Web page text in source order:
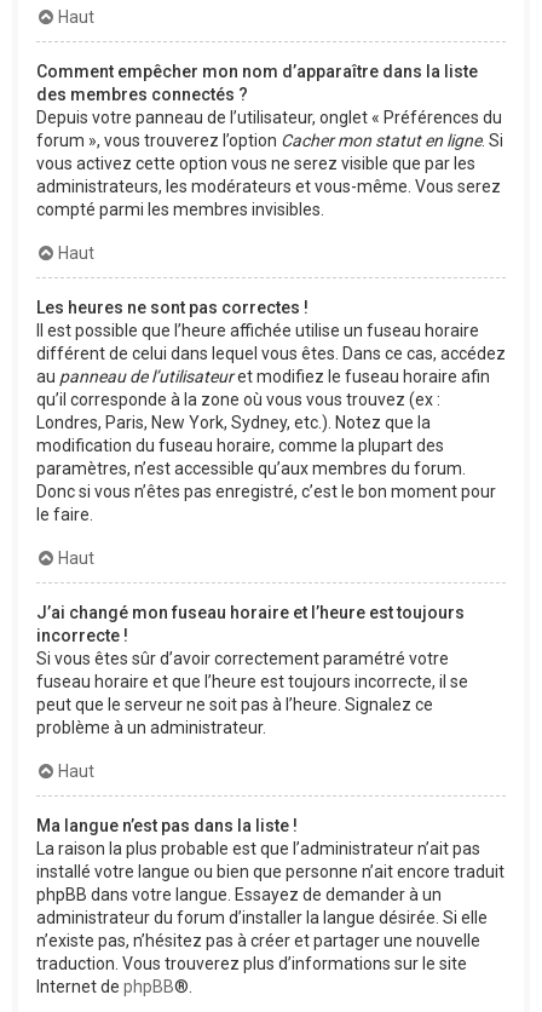
Haut
Comment empêcher mon nom d’apparaître dans la liste
des membres connectés ?
Depuis votre panneau de l’utilisateur, onglet « Préférences du
forum », vous trouverez l’option Cacher mon statut en ligne. Si
vous activez cette option vous ne serez visible que par les
administrateurs, les modérateurs et vous-même. Vous serez
compté parmi les membres invisibles.
Haut
Les heures ne sont pas correctes !
Il est possible que l’heure affichée utilise un fuseau horaire
différent de celui dans lequel vous êtes. Dans ce cas, accédez
au panneau de l’utilisateuret modifiez le fuseau horaire afin
qu’il corresponde à la zone où vous vous trouvez (ex :
Londres, Paris, New York, Sydney, etc.). Notez que la
modification du fuseau horaire, comme la plupart des
paramètres, n’est accessible qu’aux membres du forum.
Donc si vous n’êtes pas enregistré, c’est le bon moment pour
le faire.
Haut
J’ai changé mon fuseau horaire et l’heure est toujours
incorrecte !
Si vous êtes sûr d’avoir correctement paramétré votre
fuseau horaire et que l’heure est toujours incorrecte, il se
peut que le serveur ne soit pas à l’heure. Signalez ce
problème à un administrateur.
Haut
Ma langue n’est pas dans la liste !
La raison la plus probable est que l’administrateur n’ait pas
installé votre langue ou bien que personne n’ait encore traduit
phpBB dans votre langue. Essayez de demander à un
administrateur du forum d’installer la langue désirée. Si elle
n’existe pas, n’hésitez pas à créer et partager une nouvelle
traduction. Vous trouverez plus d’informations sur le site
Internet de phpBB®.